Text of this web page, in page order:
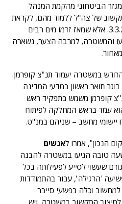
הביטחוני מהקמת המנהל
של צה"ל ללמוד מהם, לקראת
הקמת אגף התקשוב ב-3.3.2003. אלא שמאז זרמו מים רבים
והמשטרה, למרבה הצער, נשארה
במשטרה יעמוד תנ"צ קופרמן.
בוגר תואר ראשון במדעי המדינה
קופרמן משמש בתפקיד ראש
לכן הוא עמד בראש המחלקה לפיתוח
יישומי מחשב – שניהם במנ"ט.
הנכון", אמרו לאנשים
טובה הגיעו במשטרה להבנה
שעשוי לסייע לפעילותה בכל
'הרגילה', עבור בהתמודדות
וכלה בפשעי סייבר